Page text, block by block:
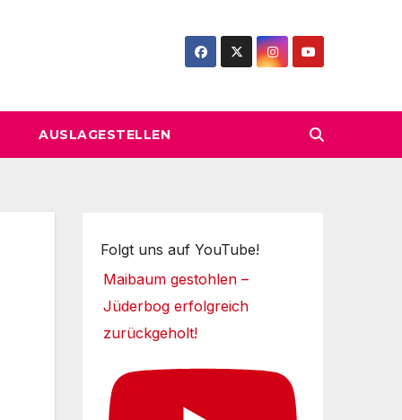
AUSLAGESTELLEN
Folgt uns auf YouTube!
Maibaum gestohlen –
Jüderbog erfolgreich
zurückgeholt!